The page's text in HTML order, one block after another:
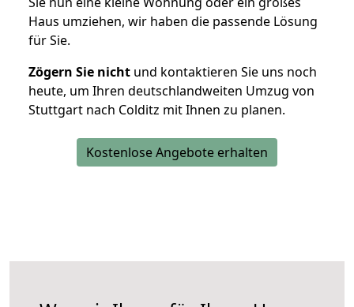
Haus umziehen, wir haben die passende Lösung
für Sie.
Zögern Sie nicht und kontaktieren Sie uns noch
heute, um Ihren deutschlandweiten Umzug von
Stuttgart nach Colditz mit Ihnen zu planen.
Kostenlose Angebote erhalten